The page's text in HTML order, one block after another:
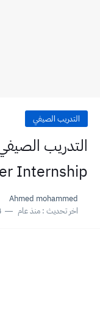
التدريب الصيفي
التدريب
Internship
Ahmed mohammed
اخر تحديث :منذ عام 4